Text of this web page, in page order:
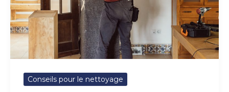
Conseils pour le nettoyage
même
ne
suffit
?